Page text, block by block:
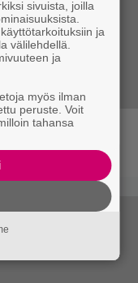
sivuista, joilla
ja
välilehdellä.
ja
myös ilman
peruste. Voit
tahansa